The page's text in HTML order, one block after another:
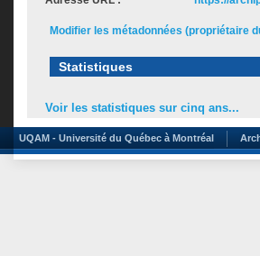
Modifier les métadonnées (propriétaire
Statistiques
Voir les statistiques sur cinq ans...
UQAM - Université du Québec à Montréal